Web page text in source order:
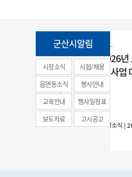
군산시알림
시정소식
(municipal
news)
시험/채용
읍면동소식
행사안내
교육안내
행사일정표
보도자료
고시공고